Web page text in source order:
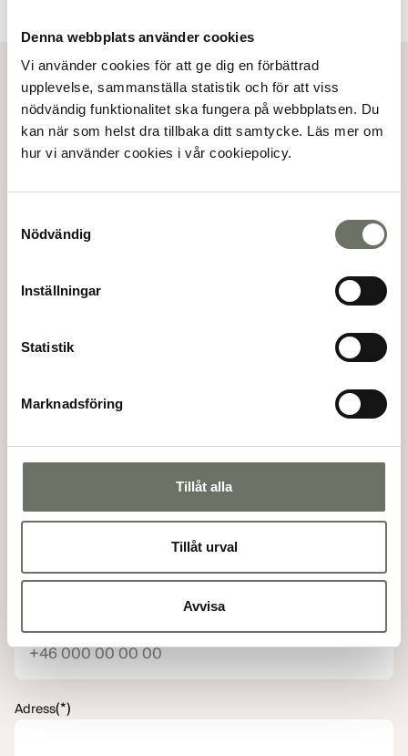
Denna webbplats använder cookies
Vi använder cookies för att ge dig en förbättrad
upplevelse, sammanställa statistik och för att viss
nödvändig funktionalitet ska fungera på webbplatsen. Du
kan när som helst dra tillbaka ditt samtycke. Läs mer om
hur vi använder cookies i vår cookiepolicy.
Nödvändig
Inställningar
Statistik
Marknadsföring
Tillåt alla
Tillåt urval
Avvisa
Visa alla bilder
Köpanmälan
Genom att göra en köpanmälan så anmäler du ditt
Efternamn
E-postadress(*)
Adress(*)